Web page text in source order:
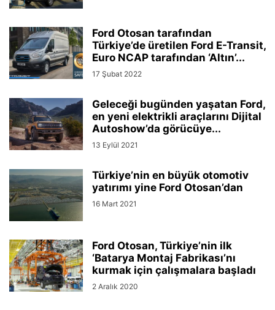
Ford Otosan tarafından
Türkiye’de üretilen Ford E-Transit,
Euro NCAP tarafından ‘Altın’...
17 Şubat 2022
Geleceği bugünden yaşatan Ford,
en yeni elektrikli araçlarını Dijital
Autoshow’da görücüye...
13 Eylül 2021
Türkiye’nin en büyük otomotiv
yatırımı yine Ford Otosan’dan
16 Mart 2021
Ford Otosan, Türkiye’nin ilk
‘Batarya Montaj Fabrikası’nı
kurmak için çalışmalara başladı
2 Aralık 2020